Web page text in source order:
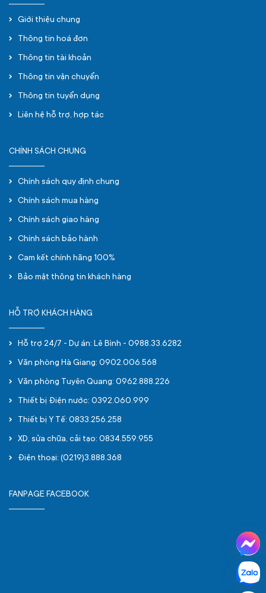
Giới thiệu chung
Thông tin hoá đơn
Thông tin tài khoản
Thông tin vận chuyển
Thông tin tuyển dụng
Liên hệ hỗ trợ, hợp tác
CHÍNH SÁCH CHUNG
Chính sách quy định chung
Chính sách mua hàng
Chính sách giao hàng
Chính sách bảo hành
Cam kết chính hãng 100%
Bảo mật thông tin khách hàng
HỖ TRỢ KHÁCH HÀNG
Hỗ trợ 24/7 - Dự án: Lê Bình - 0988.33.6282
Văn phòng Hà Giang: 0902.006.568
Văn phòng Tuyên Quang: 0962.888.226
Thiết bị Điện nước: 0392.060.999
Thiết bị Y Tế: 0833.256.258
XD, sửa chữa, cải tạo: 0834.559.955
Điện thoại: (0219)3.888.368
FANPAGE FACEBOOK